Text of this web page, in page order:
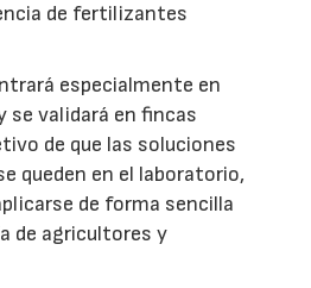
de fertilizantes
especialmente en
se validará en fincas
de que las soluciones
queden en el laboratorio,
de forma sencilla
de agricultores y